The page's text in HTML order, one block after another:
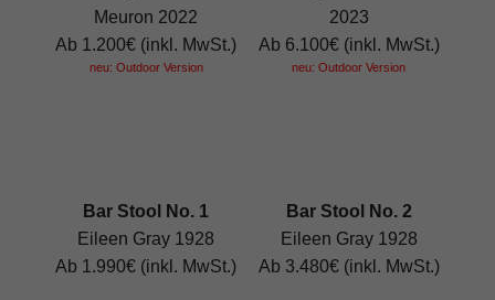
Meuron 2022
Ab 1.200€ (inkl. MwSt.)
neu: Outdoor Version
2023
Ab 6.100€ (inkl. MwSt.)
neu: Outdoor Version
Bar Stool No. 1
Eileen Gray 1928
Ab 1.990€ (inkl. MwSt.)
Bar Stool No. 2
Eileen Gray 1928
Ab 3.480€ (inkl. MwSt.)